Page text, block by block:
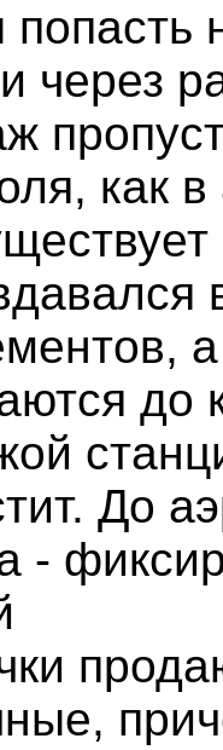
попасть
через
как
до
До
-